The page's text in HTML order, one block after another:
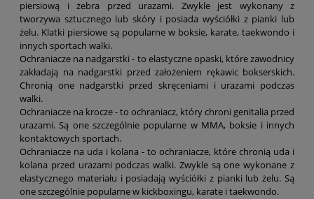
piersiową i żebra przed urazami. Zwykle jest wykonany z
tworzywa sztucznego lub skóry i posiada wyściółki z pianki lub
żelu. Klatki piersiowe są popularne w boksie, karate, taekwondo i
innych sportach walki.
Ochraniacze na nadgarstki - to elastyczne opaski, które zawodnicy
zakładają na nadgarstki przed założeniem rękawic bokserskich.
Chronią one nadgarstki przed skręceniami i urazami podczas
walki.
Ochraniacze na krocze - to ochraniacz, który chroni genitalia przed
urazami. Są one szczególnie popularne w MMA, boksie i innych
kontaktowych sportach.
Ochraniacze na uda i kolana - to ochraniacze, które chronią uda i
kolana przed urazami podczas walki. Zwykle są one wykonane z
elastycznego materiału i posiadają wyściółki z pianki lub żelu. Są
one szczególnie popularne w kickboxingu, karate i taekwondo.